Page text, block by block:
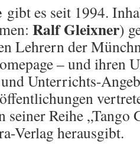
gibt es seit 1994.
Ralf Gleixner)
Lehrern der
– und ihren
Unterrichts-
seiner Reihe „Tango
Verlag herausgibt.